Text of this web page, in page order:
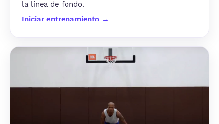
la línea de fondo.
Iniciar entrenamiento →